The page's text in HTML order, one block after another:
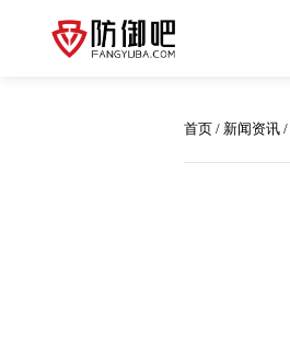
首页 / 新闻资讯 /